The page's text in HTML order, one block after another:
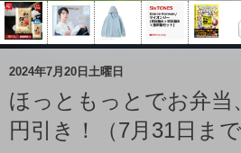
2024年7月20日土曜日
ほっともっとでお弁当
円引き！（7月31日まで